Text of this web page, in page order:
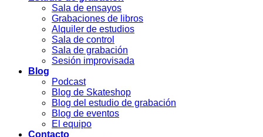
Sala de ensayos
Grabaciones de libros
Alquiler de estudios
Sala de control
Sala de grabación
Sesión improvisada
Blog
Podcast
Blog de Skateshop
Blog del estudio de grabación
Blog de eventos
El equipo
Contacto